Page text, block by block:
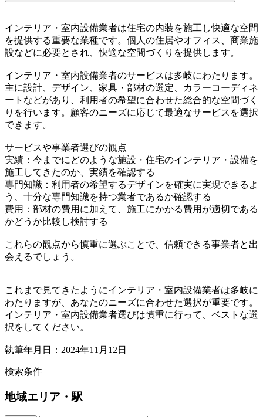
インテリア・室内設備業者は住宅の内装を施工し快適な空間
を提供する重要な業種です。個人の住居やオフィス、商業施
設などに必要とされ、快適な空間づくりを提供します。
インテリア・室内設備業者のサービスは多岐にわたります。
主に設計、デザイン、家具・部材の選定、カラーコーディネ
ートなどがあり、利用者の希望に合わせた総合的な空間づく
りを行います。顧客のニーズに応じて最適なサービスを選択
できます。
サービスや事業者選びの観点
実績：今までにどのような施設・住宅のインテリア・設備を
施工してきたのか、実績を確認する
専門知識：利用者の希望するデザインを確実に実現できるよ
う、十分な専門知識を持つ業者であるか確認する
費用：部材の費用に加えて、施工にかかる費用が適切である
かどうか比較し検討する
これらの観点から慎重に選ぶことで、信頼できる事業者と出
会えるでしょう。
これまで見てきたようにインテリア・室内設備業者は多岐に
わたりますが、あなたのニーズに合わせた選択が重要です。
インテリア・室内設備業者選びは慎重に行って、ベストな選
択をしてください。
執筆年月日：2024年11月12日
検索条件
地域エリア・駅